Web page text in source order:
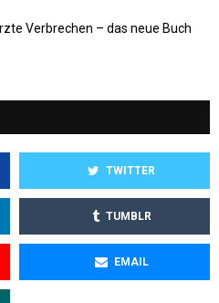
Verbrechen – das neue Buch
TWITTER
TUMBLR
EMAIL